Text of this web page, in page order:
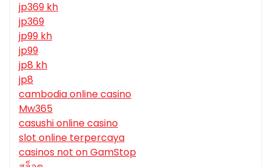
jp369 kh
jp369
jp99 kh
jp99
jp8 kh
jp8
cambodia online casino
Mw365
casushi online casino
slot online terpercaya
casinos not on GamStop